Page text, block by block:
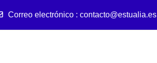
Correo electrónico : contacto@estualia.es